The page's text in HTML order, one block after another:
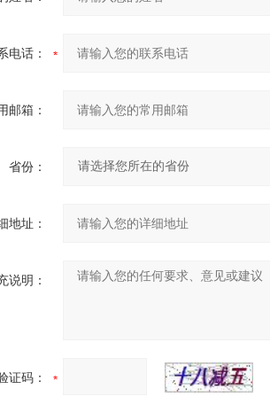
电话：
邮箱：
省份：
地址：
说明：
证码：